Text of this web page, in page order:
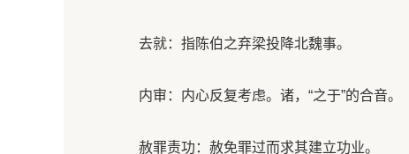
去就：指陈伯之弃梁投降北魏事。
内审：内心反复考虑。诸，“之于”的合音。
赦罪责功：赦免罪过而求其建立功业。